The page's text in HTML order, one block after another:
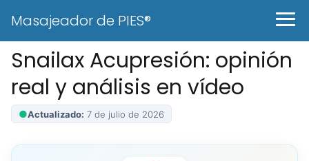
Masajeador de PIES®
Snailax Acupresión: opinión
real y análisis en vídeo
●Actualizado: 7 de julio de 2026